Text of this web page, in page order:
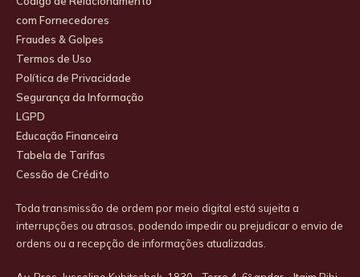
com Fornecedores
Fraudes & Golpes
Termos de Uso
Política de Privacidade
Segurança da Informação
LGPD
Educação Financeira
Tabela de Tarifas
Cessão de Crédito
Toda transmissão de ordem por meio digital está sujeita a
interrupções ou atrasos, podendo impedir ou prejudicar o envio de
ordens ou a recepção de informações atualizadas.